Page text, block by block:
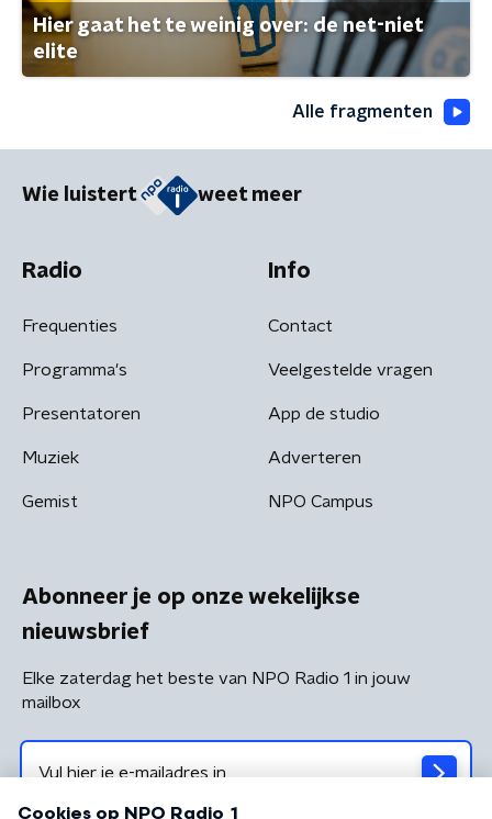
Hier gaat het te weinig over: de net-niet
elite
Alle fragmenten
Wie luistert weet meer
Radio
Frequenties
Programma's
Presentatoren
Muziek
Gemist
Info
Contact
Veelgestelde vragen
App de studio
Adverteren
NPO Campus
Abonneer je op onze wekelijkse
nieuwsbrief
Elke zaterdag het beste van NPO Radio 1 in jouw
mailbox